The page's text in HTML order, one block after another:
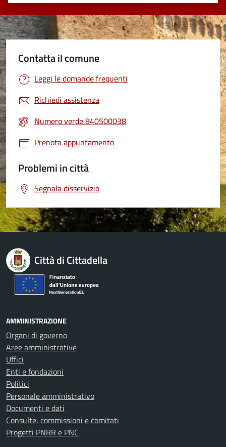
Contatta il comune
Leggi le domande frequenti
Richiedi assistenza
Numero verde 840500038
Prenota appuntamento
Problemi in città
Segnala disservizio
Città di Cittadella
AMMINISTRAZIONE
Organi di governo
Aree amministrative
Uffici
Enti e fondazioni
Politici
Personale amministrativo
Documenti e dati
Consulte, commissioni e comitati
Progetti PNRR e PNC